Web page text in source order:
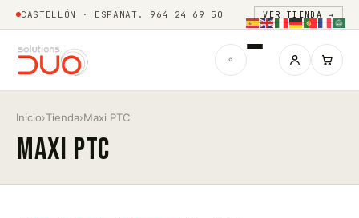
CASTELLÓN · ESPAÑAT. 964 24 69 50 VER TIENDA →
Inicio›Tienda›Maxi PTC
Maxi PTC